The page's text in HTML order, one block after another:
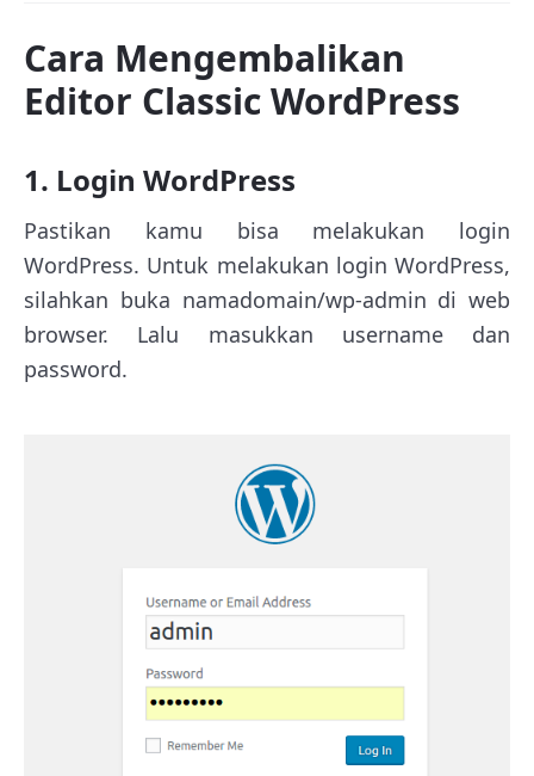
Cara Mengembalikan
Editor Classic WordPress
1. Login WordPress
Pastikan kamu bisa melakukan login
WordPress. Untuk melakukan login WordPress,
silahkan buka namadomain/wp-admin di web
browser. Lalu masukkan username dan
password.